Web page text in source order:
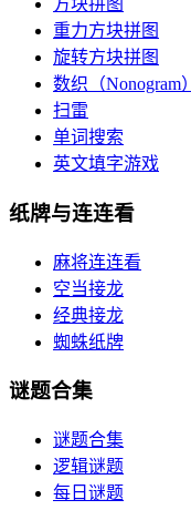
方块拼图
重力方块拼图
旋转方块拼图
数织（Nonogram）
扫雷
单词搜索
英文填字游戏
纸牌与连连看
麻将连连看
空当接龙
经典接龙
蜘蛛纸牌
谜题合集
谜题合集
逻辑谜题
每日谜题